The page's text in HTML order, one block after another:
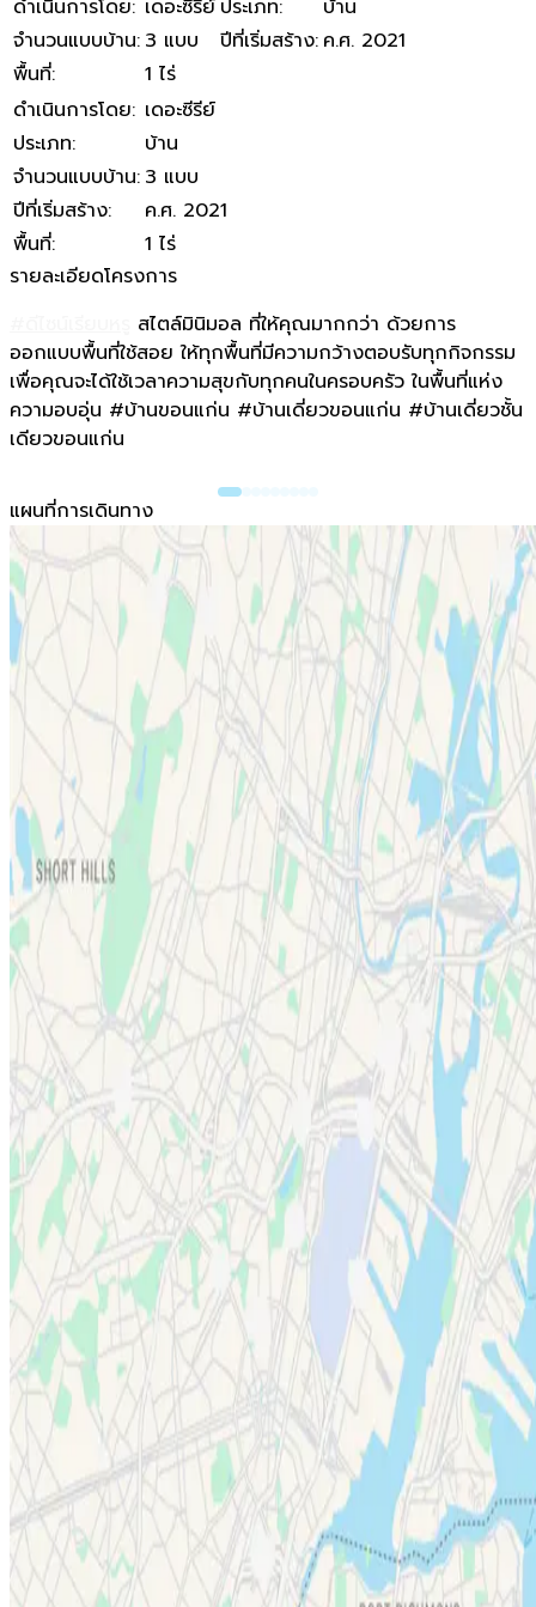
ดำเนินการโดย: เดอะซีรีย์ ประเภท:
บ้าน
จำนวนแบบบ้าน: 3 แบบ ปีที่เริ่มสร้าง: ค.ศ. 2021
พื้นที่:
1 ไร่
ดำเนินการโดย: เดอะซีรีย์
ประเภท:
บ้าน
จำนวนแบบบ้าน: 3 แบบ
ปีที่เริ่มสร้าง:
ค.ศ. 2021
พื้นที่:
1 ไร่
รายละเอียดโครงการ
สไตล์มินิมอล ที่ให้คุณมากกว่า ด้วยการ
ออกแบบพื้นที่ใช้สอย ให้ทุกพื้นที่มีความกว้างตอบรับทุกกิจกรรม
เพื่อคุณจะได้ใช้เวลาความสุขกับทุกคนในครอบครัว ในพื้นที่แห่ง
ความอบอุ่น #บ้านขอนแก่น #บ้านเดี่ยวขอนแก่น #บ้านเดี่ยวชั้น
เดียวขอนแก่น
แผนที่การเดินทาง